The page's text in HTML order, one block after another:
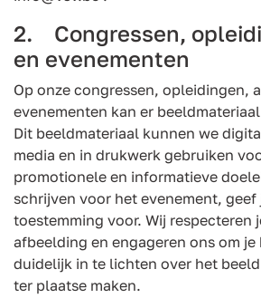
2. Congressen,
en evenementen
Op onze congressen, opleidingen,
evenementen kan er
Dit beeldmateriaal kunnen we
media en in drukwerk gebruiken
promotionele en informatieve
schrijven voor het evenement, geef
toestemming voor. Wij respecteren
afbeelding en engageren ons om
duidelijk in te lichten over het
ter plaatse maken.